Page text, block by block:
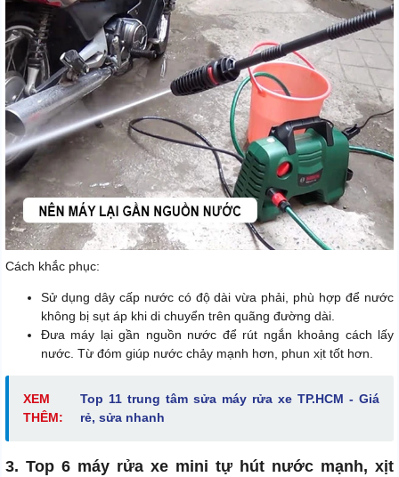
Cách khắc phục:
Sử dụng dây cấp nước có độ dài vừa phải, phù hợp để nước
không bị sụt áp khi di chuyển trên quãng đường dài.
Đưa máy lại gần nguồn nước để rút ngắn khoảng cách lấy
nước. Từ đóm giúp nước chảy mạnh hơn, phun xịt tốt hơn.
XEM
THÊM:
Top 11 trung tâm sửa máy rửa xe TP.HCM - Giá
rẻ, sửa nhanh
3. Top 6 máy rửa xe mini tự hút nước mạnh, xịt